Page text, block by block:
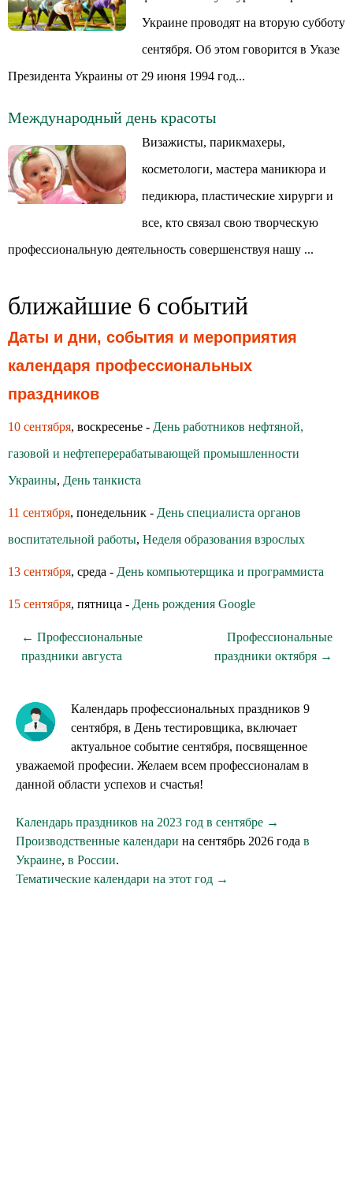
Украине проводят на вторую субботу
сентября. Об этом говорится в Указе
Президента Украины от 29 июня 1994 год...
Международный день красоты
Визажисты, парикмахеры,
косметологи, мастера маникюра и
педикюра, пластические хирурги и
все, кто связал свою творческую
профессиональную деятельность совершенствуя нашу ...
ближайшие 6 событий
Даты и дни, события и мероприятия
календаря профессиональных
праздников
10 сентября, воскресенье - День работников нефтяной,
газовой и нефтеперерабатывающей промышленности
Украины, День танкиста
11 сентября, понедельник - День специалиста органов
воспитательной работы, Неделя образования взрослых
13 сентября, среда - День компьютерщика и программиста
15 сентября, пятница - День рождения Google
← Профессиональные
праздники августа
Профессиональные
праздники октября →
Календарь профессиональных праздников 9
сентября, в День тестировщика, включает
актуальное событие сентября, посвященное
уважаемой професии. Желаем всем профессионалам в
данной области успехов и счастья!
Календарь праздников на 2023 год в сентябре →
Производственные календари на сентябрь 2026 года в
Украине, в России.
Тематические календари на этот год →